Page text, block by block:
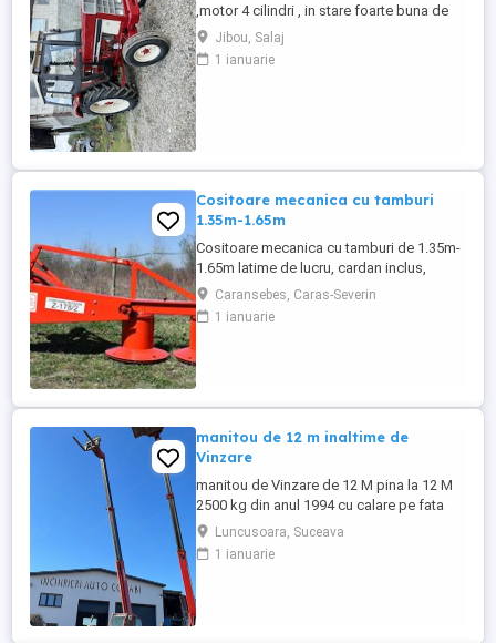
,motor 4 cilindri , in stare foarte buna de
functionare, cutie de viteze mecanica cu 2
manete ,ambreiaj priza, cauciucuri in stare
bună ,fara defecte, revizie facuta,
Jibou, Salaj
1 ianuarie
Cositoare mecanica cu tamburi
1.35m-1.65m
Cositoare mecanica cu tamburi de 1.35m-
1.65m latime de lucru, cardan inclus,
prelata, cheie de cutite Transport in toate
judetele
Caransebes, Caras-Severin
1 ianuarie
manitou de 12 m inaltime de
Vinzare
manitou de Vinzare de 12 M pina la 12 M
2500 kg din anul 1994 cu calare pe fata
greutate lui 9500 kg utilajul este in
Luncusoara Jud Suceava in stare buna de
Functionare se vinde doar cu Furci pt
Luncusoara, Suceava
1 ianuarie